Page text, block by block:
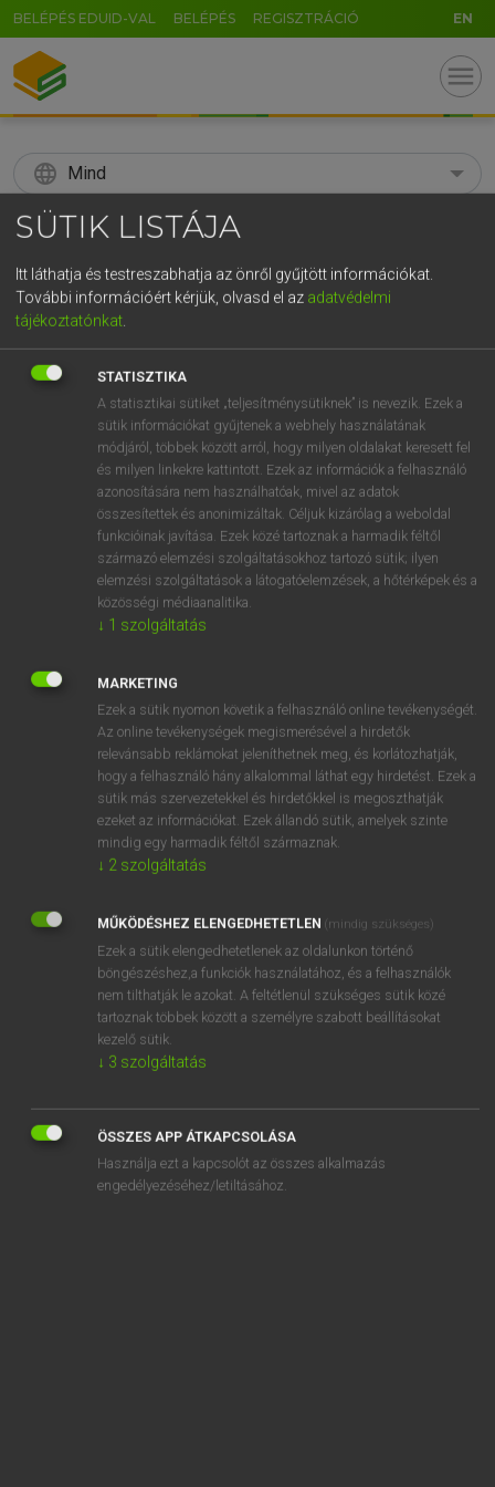
BELÉPÉS EDUID-VAL BELÉPÉS REGISZTRÁCIÓ EN
menu
language Mind
search
KERESÉS
Díjmentes angol szótár
fn répacukor
nádcukor
keresése szótárainkban
DÍJMENTES ANGOL SZÓTÁR
suckle
suction head
suction pipe
MICROSOFT OFFICE BŐVÍTMÉNY
BEÉPÜLŐ SZÓTÁRMODUL
ONLINE NYELVVIZSGA
SÜTIK LISTÁJA
Itt láthatja és testreszabhatja az önről gyűjtött információkat.
További információért kérjük, olvasd el az adatvédelmi
tájékoztatónkat
STATISZTIKA
A statisztikai sütiket „teljesítménysütiknek” is nevezik. Ezek a
sütik információkat gyűjtenek a webhely használatának
módjáról, többek között arról, hogy milyen oldalakat keresett fel
és milyen linkekre kattintott. Ezek az információk a felhasználó
azonosítására nem használhatóak, mivel az adatok
összesítettek és anonimizáltak. Céljuk kizárólag a weboldal
funkcióinak javítása. Ezek közé tartoznak a harmadik féltől
származó elemzési szolgáltatásokhoz tartozó sütik; ilyen
elemzési szolgáltatások a látogatóelemzések, a hőtérképek és a
közösségi médiaanalitika.
↓ 1 szolgáltatás
MARKETING
Ezek a sütik nyomon követik a felhasználó online tevékenységét.
Az online tevékenységek megismerésével a hirdetők
relevánsabb reklámokat jeleníthetnek meg, és korlátozhatják,
hogy a felhasználó hány alkalommal láthat egy hirdetést. Ezek a
sütik más szervezetekkel és hirdetőkkel is megoszthatják
ezeket az információkat. Ezek állandó sütik, amelyek szinte
mindig egy harmadik féltől származnak.
↓ 2 szolgáltatás
MŰKÖDÉSHEZ ELENGEDHETETLEN (mindig szükséges)
Ezek a sütik elengedhetetlenek az oldalunkon történő
böngészéshez,a funkciók használatához, és a felhasználók
nem tilthatják le azokat. A feltétlenül szükséges sütik közé
tartoznak többek között a személyre szabott beállításokat
kezelő sütik.
↓ 3 szolgáltatás
ÖSSZES APP ÁTKAPCSOLÁSA
Használja ezt a kapcsolót az összes alkalmazás
engedélyezéséhez/letiltásához.
GR
5 6 7 8 9 ö ü ó
r t z u i o p ő ú
k l ű
n m , . - AltGr